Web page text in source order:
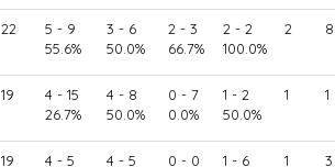
22
5 - 9
55.6%
3 - 6
50.0%
2 - 3
66.7%
2 - 2
100.0%
2 8
19
4 - 15
26.7%
4 - 8
50.0%
0 - 7
0.0%
1 - 2
50.0%
1 1
19
4 - 5
4 - 5
0 - 0
1 - 6
1 3